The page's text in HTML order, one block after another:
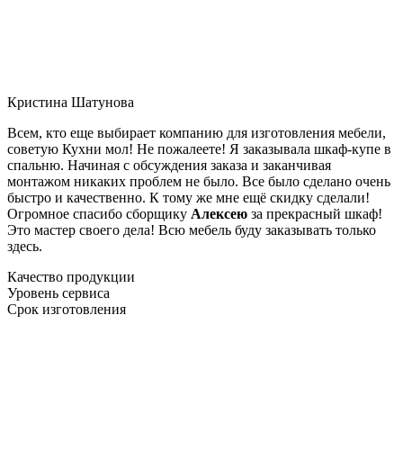
Кристина Шатунова
Всем, кто еще выбирает компанию для изготовления мебели,
советую Кухни мол! Не пожалеете! Я заказывала шкаф-купе в
спальню. Начиная с обсуждения заказа и заканчивая
монтажом никаких проблем не было. Все было сделано очень
быстро и качественно. К тому же мне ещё скидку сделали!
Огромное спасибо сборщику Алексею за прекрасный шкаф!
Это мастер своего дела! Всю мебель буду заказывать только
здесь.
Качество продукции
Уровень сервиса
Срок изготовления